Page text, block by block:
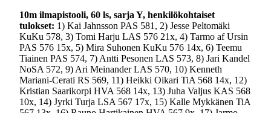
10m ilmapistooli, 60 ls, sarja Y, henkilökohtaiset
tulokset: 1) Kai Jahnsson PAS 581, 2) Jesse Peltomäki
KuKu 578, 3) Tomi Harju LAS 576 21x, 4) Tarmo af Ursin
PAS 576 15x, 5) Mira Suhonen KuKu 576 14x, 6) Teemu
Tiainen PAS 574, 7) Antti Pesonen LAS 573, 8) Jari Kandel
NoSA 572, 9) Ari Meinander LAS 570, 10) Kenneth
Mariani-Cerati RS 569, 11) Heikki Oikari TiA 568 14x, 12)
Kristian Saarikorpi HVA 568 14x, 13) Juha Valjus KAS 568
10x, 14) Jyrki Turja LSA 567 17x, 15) Kalle Mykkänen TiA